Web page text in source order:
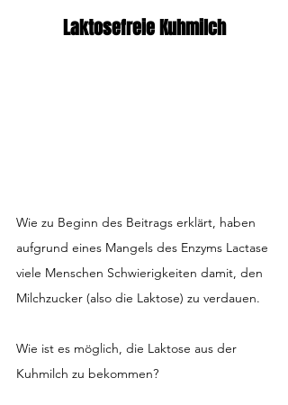
Laktosefreie Kuhmilch
Wie zu Beginn des Beitrags erklärt, haben
aufgrund eines Mangels des Enzyms Lactase
viele Menschen Schwierigkeiten damit, den
Milchzucker (also die Laktose) zu verdauen.
Wie ist es möglich, die Laktose aus der
Kuhmilch zu bekommen?